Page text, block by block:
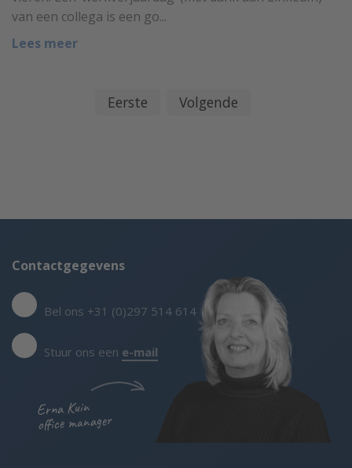
van een collega is een go...
Lees meer
Eerste Volgende
Erna Kuin
office manager
Contactgegevens
Bel ons +31 (0)297 514 614
Stuur ons een e-mail